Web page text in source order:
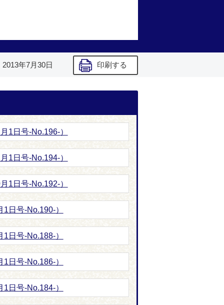
2013年7月30日 印刷する
1日号-No.196-）
1日号‐No.194‐）
1日号-No.192-）
日号-No.190-）
日号-No.188-）
日号-No.186-）
日号-No.184-）